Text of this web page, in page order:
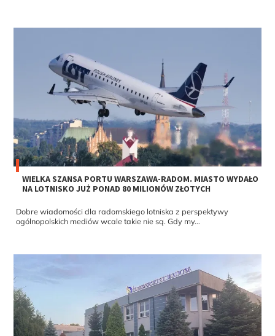
WIELKA SZANSA PORTU WARSZAWA-RADOM. MIASTO WYDAŁO
NA LOTNISKO JUŻ PONAD 80 MILIONÓW ZŁOTYCH
Dobre wiadomości dla radomskiego lotniska z perspektywy
ogólnopolskich mediów wcale takie nie są. Gdy my...